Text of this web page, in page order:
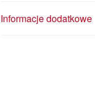
Informacje dodatkowe